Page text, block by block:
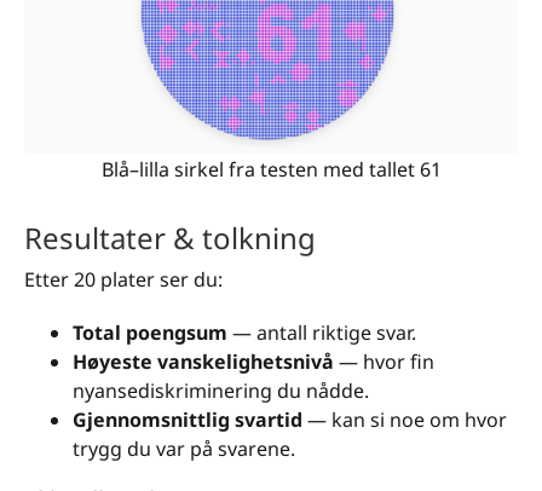
Blå–lilla sirkel fra testen med tallet 61
Resultater & tolkning
Etter 20 plater ser du:
Total poengsum — antall riktige svar.
Høyeste vanskelighetsnivå — hvor fin
nyansediskriminering du nådde.
Gjennomsnittlig svartid — kan si noe om hvor
trygg du var på svarene.